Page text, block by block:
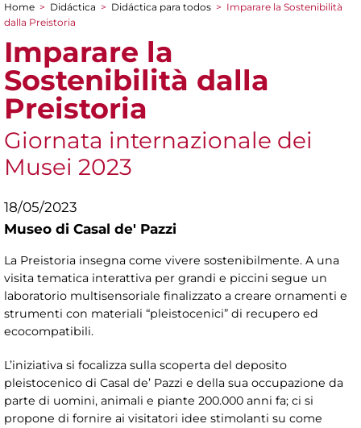
You are here
Home > Didáctica > Didáctica para todos > Imparare la Sostenibilità
dalla Preistoria
Imparare la
Sostenibilità dalla
Preistoria
Giornata internazionale dei
Musei 2023
18/05/2023
Museo di Casal de' Pazzi
La Preistoria insegna come vivere sostenibilmente. A una
visita tematica interattiva per grandi e piccini segue un
laboratorio multisensoriale finalizzato a creare ornamenti e
strumenti con materiali “pleistocenici” di recupero ed
ecocompatibili.
L’iniziativa si focalizza sulla scoperta del deposito
pleistocenico di Casal de’ Pazzi e della sua occupazione da
parte di uomini, animali e piante 200.000 anni fa; ci si
propone di fornire ai visitatori idee stimolanti su come